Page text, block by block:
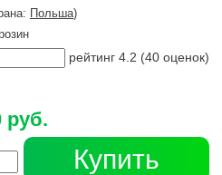
Польша)
рейтинг 4.2 (40 оценок)
руб.
Купить